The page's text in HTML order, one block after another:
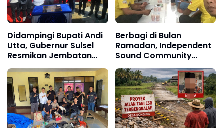
Didampingi Bupati Andi
Utta, Gubernur Sulsel
Resmikan Jembatan
Sungai Balampangi
Penghubung Sinjai-
Bulukumba
Berbagi di Bulan
Ramadan, Independent
Sound Community
Gelar Buka Puasa
Bersama Santri Darul
Ma’arif Lappae Sinjai